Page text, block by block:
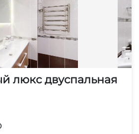
люкс двуспальная